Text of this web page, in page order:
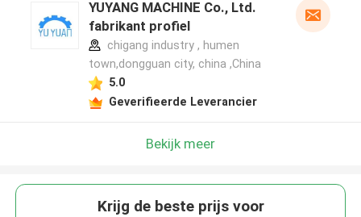
YUYANG MACHINE Co., Ltd.
fabrikant profiel
chigang industry , humen
town,dongguan city, china ,China
5.0
Geverifieerde Leverancier
Bekijk meer
Krijg de beste prijs voor